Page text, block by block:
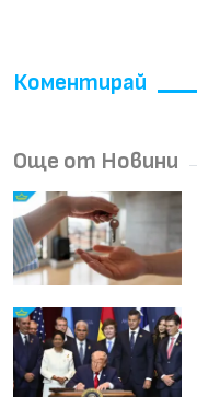
Коментирай
Още от Новини